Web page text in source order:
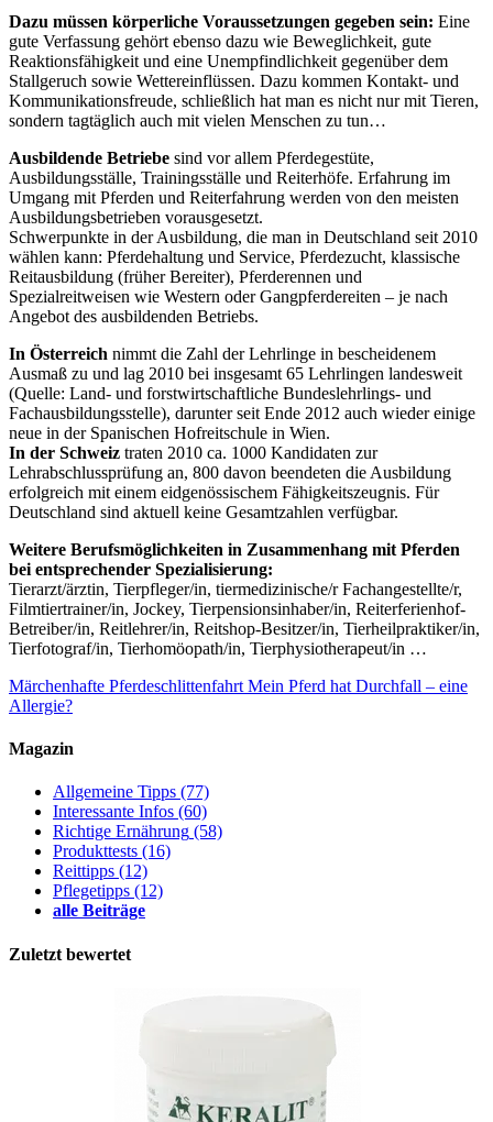
Dazu müssen körperliche Voraussetzungen gegeben sein: Eine
gute Verfassung gehört ebenso dazu wie Beweglichkeit, gute
Reaktionsfähigkeit und eine Unempfindlichkeit gegenüber dem
Stallgeruch sowie Wettereinflüssen. Dazu kommen Kontakt- und
Kommunikationsfreude, schließlich hat man es nicht nur mit Tieren,
sondern tagtäglich auch mit vielen Menschen zu tun…
Ausbildende Betriebe sind vor allem Pferdegestüte,
Ausbildungsställe, Trainingsställe und Reiterhöfe. Erfahrung im
Umgang mit Pferden und Reiterfahrung werden von den meisten
Ausbildungsbetrieben vorausgesetzt.
Schwerpunkte in der Ausbildung, die man in Deutschland seit 2010
wählen kann: Pferdehaltung und Service, Pferdezucht, klassische
Reitausbildung (früher Bereiter), Pferderennen und
Spezialreitweisen wie Western oder Gangpferdereiten – je nach
Angebot des ausbildenden Betriebs.
In Österreich nimmt die Zahl der Lehrlinge in bescheidenem
Ausmaß zu und lag 2010 bei insgesamt 65 Lehrlingen landesweit
(Quelle: Land- und forstwirtschaftliche Bundeslehrlings- und
Fachausbildungsstelle), darunter seit Ende 2012 auch wieder einige
neue in der Spanischen Hofreitschule in Wien.
In der Schweiz traten 2010 ca. 1000 Kandidaten zur
Lehrabschlussprüfung an, 800 davon beendeten die Ausbildung
erfolgreich mit einem eidgenössischem Fähigkeitszeugnis. Für
Deutschland sind aktuell keine Gesamtzahlen verfügbar.
Weitere Berufsmöglichkeiten in Zusammenhang mit Pferden
bei entsprechender Spezialisierung:
Tierarzt/ärztin, Tierpfleger/in, tiermedizinische/r Fachangestellte/r,
Filmtiertrainer/in, Jockey, Tierpensionsinhaber/in, Reiterferienhof-
Betreiber/in, Reitlehrer/in, Reitshop-Besitzer/in, Tierheilpraktiker/in,
Tierfotograf/in, Tierhomöopath/in, Tierphysiotherapeut/in …
Märchenhafte Pferdeschlittenfahrt Mein Pferd hat Durchfall – eine
Allergie?
Magazin
Allgemeine Tipps (77)
Interessante Infos (60)
Richtige Ernährung (58)
Produkttests (16)
Reittipps (12)
Pflegetipps (12)
alle Beiträge
Zuletzt bewertet